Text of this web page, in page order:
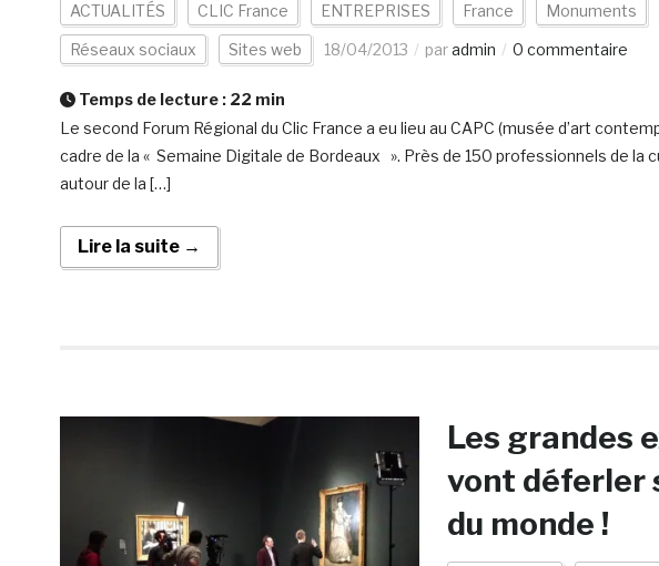
ACTUALITÉS CLIC France ENTREPRISES France Monuments
Réseaux sociaux Sites web 18/04/2013 paradmin 0 commentaire
Temps de lecture : 22 min
Le second Forum Régional du Clic France a eu lieu au CAPC (musée d’art
cadre de la « Semaine Digitale de Bordeaux ». Près de 150 professionnels de la
autour de la […]
Lire la suite →
Les grandes
vont déferler
du monde !